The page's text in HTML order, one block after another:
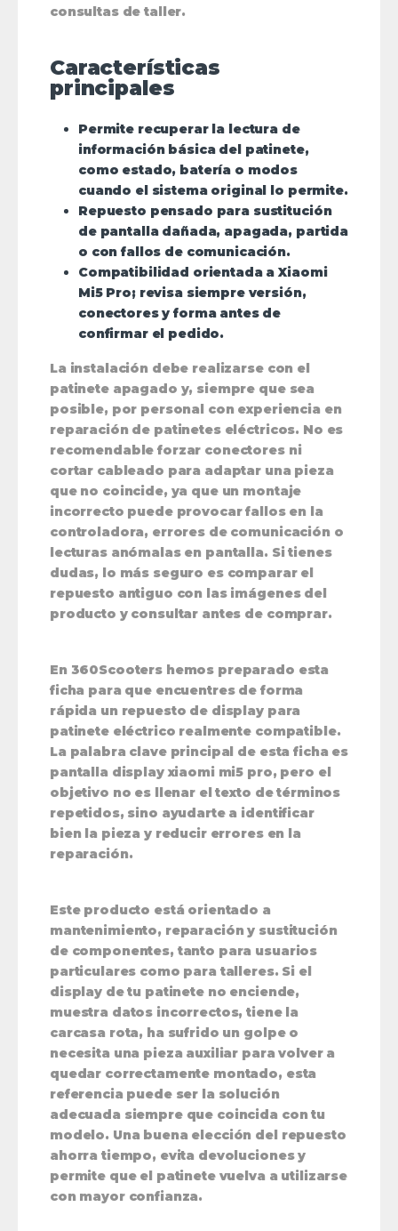
consultas de taller.
Características
principales
Permite recuperar la lectura de
información básica del patinete,
como estado, batería o modos
cuando el sistema original lo permite.
Repuesto pensado para sustitución
de pantalla dañada, apagada, partida
o con fallos de comunicación.
Compatibilidad orientada a Xiaomi
Mi5 Pro; revisa siempre versión,
conectores y forma antes de
confirmar el pedido.
La instalación debe realizarse con el
patinete apagado y, siempre que sea
posible, por personal con experiencia en
reparación de patinetes eléctricos. No es
recomendable forzar conectores ni
cortar cableado para adaptar una pieza
que no coincide, ya que un montaje
incorrecto puede provocar fallos en la
controladora, errores de comunicación o
lecturas anómalas en pantalla. Si tienes
dudas, lo más seguro es comparar el
repuesto antiguo con las imágenes del
producto y consultar antes de comprar.
En 360Scooters hemos preparado esta
ficha para que encuentres de forma
rápida un repuesto de display para
patinete eléctrico realmente compatible.
La palabra clave principal de esta ficha es
pantalla display xiaomi mi5 pro, pero el
objetivo no es llenar el texto de términos
repetidos, sino ayudarte a identificar
bien la pieza y reducir errores en la
reparación.
Este producto está orientado a
mantenimiento, reparación y sustitución
de componentes, tanto para usuarios
particulares como para talleres. Si el
display de tu patinete no enciende,
muestra datos incorrectos, tiene la
carcasa rota, ha sufrido un golpe o
necesita una pieza auxiliar para volver a
quedar correctamente montado, esta
referencia puede ser la solución
adecuada siempre que coincida con tu
modelo. Una buena elección del repuesto
ahorra tiempo, evita devoluciones y
permite que el patinete vuelva a utilizarse
con mayor confianza.